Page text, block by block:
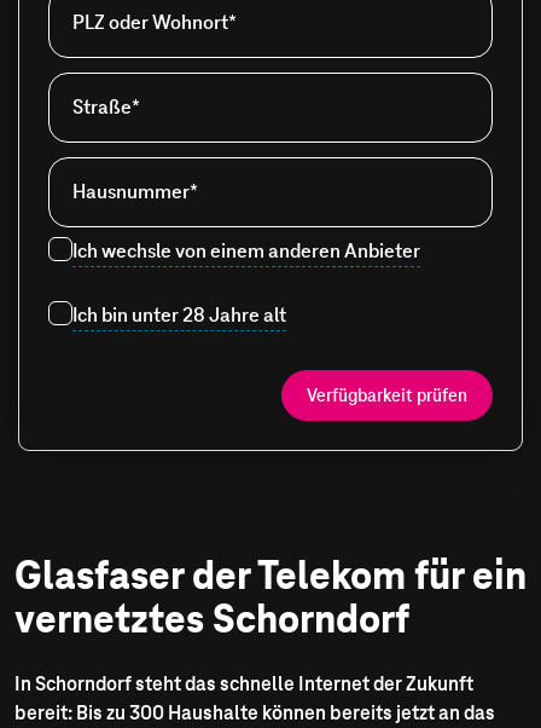
PLZ oder Wohnort*
Straße*
Hausnummer*
Ich wechsle von einem anderen Anbieter
Ich bin unter 28 Jahre alt
Verfügbarkeit prüfen
Glasfaser der Telekom für ein
vernetztes Schorndorf
In Schorndorf steht das schnelle Internet der Zukunft
bereit: Bis zu 300 Haushalte können bereits jetzt an das